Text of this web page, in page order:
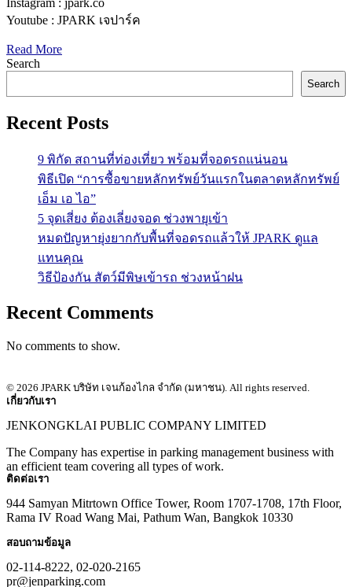
Youtube : JPARK เจปาร์ค
Read More
Search
Search
Recent Posts
9 พิกัด สถานที่ท่องเที่ยว พร้อมที่จอดรถแน่นอน
พิธีเปิด “การซื้อขายหลักทรัพย์วันแรกในตลาดหลักทรัพย์
เอ็ม เอ ไอ”
5 จุดเสี่ยง ต้องเลี่ยงจอด ช่วงพายุเข้า
หมดปัญหายุ่งยากกับพื้นที่จอดรถแล้วให้ JPARK ดูแล
แทนคุณ
วิธีป้องกัน สัตว์มีพิษเข้ารถ ช่วงหน้าฝน
Recent Comments
No comments to show.
© 2026 JPARK บริษัท เจนก้องไกล จำกัด (มหาชน). All rights reserved.
เกี่ยวกับเรา
JENKONGKLAI PUBLIC COMPANY LIMITED
The Company has expertise in parking management business with
an efficient team covering all types of work.
ติดต่อเรา
944 Samyan Mitrtown Office Tower, Room 1707-1708, 17th Floor,
Rama IV Road Wang Mai, Pathum Wan, Bangkok 10330
สอบถามข้อมูล
02-114-8222, 02-020-2165
pr@jenparking.com